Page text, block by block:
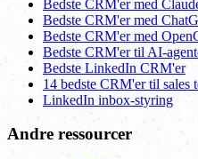
Bedste CRM'er med
Bedste CRM'er med
Bedste CRM'er med
Bedste CRM'er til AI-
Bedste LinkedIn CRM'er
14 bedste CRM'er til sales
LinkedIn inbox-styring
Andre ressourcer